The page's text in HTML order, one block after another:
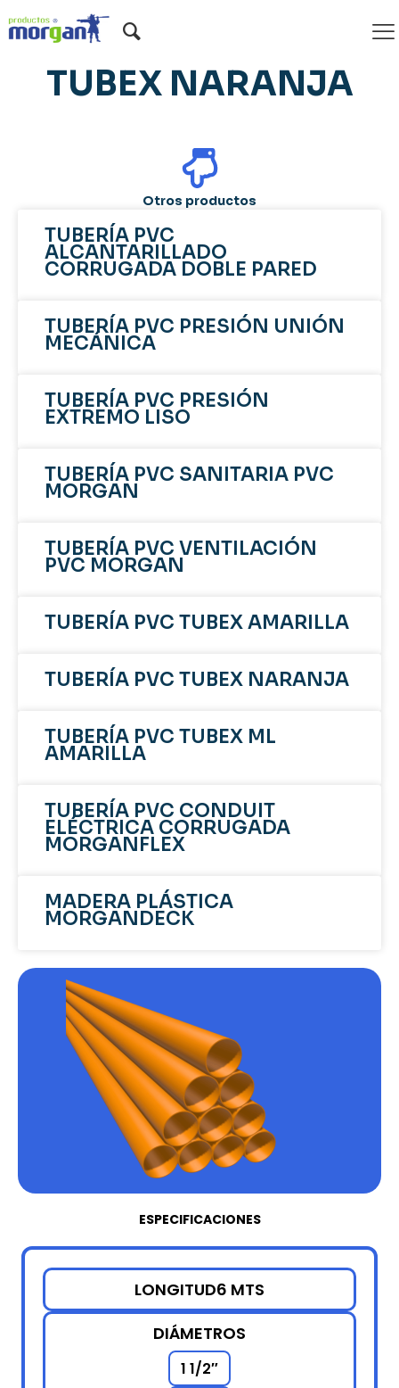
TUBERÍA PVC
TUBEX NARANJA
Otros productos
TUBERÍA PVC
ALCANTARILLADO
CORRUGADA DOBLE PARED
TUBERÍA PVC PRESIÓN UNIÓN
MECÁNICA
TUBERÍA PVC PRESIÓN
EXTREMO LISO
TUBERÍA PVC SANITARIA PVC
MORGAN
TUBERÍA PVC VENTILACIÓN
PVC MORGAN
TUBERÍA PVC TUBEX AMARILLA
TUBERÍA PVC TUBEX NARANJA
TUBERÍA PVC TUBEX ML
AMARILLA
TUBERÍA PVC CONDUIT
ELÉCTRICA CORRUGADA
MORGANFLEX
MADERA PLÁSTICA
MORGANDECK
ESPECIFICACIONES
LONGITUD6 MTS
DIÁMETROS
1 1/2″